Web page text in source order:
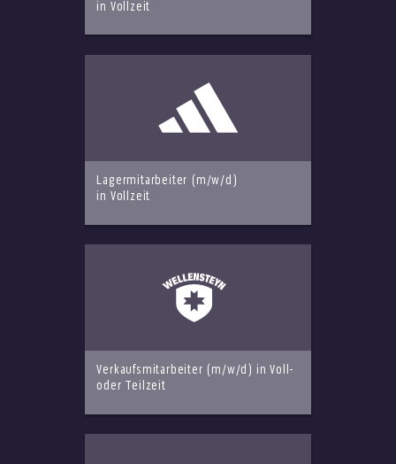
in Vollzeit
Lagermitarbeiter (m/w/d)
in Vollzeit
Verkaufsmitarbeiter (m/w/d) in Voll-
oder Teilzeit